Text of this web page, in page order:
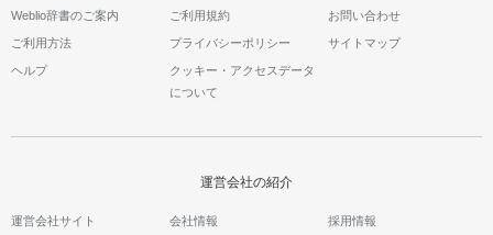
Weblio辞書のご案内 ご利用規約 お問い合わせ
ご利用方法 プライバシーポリシー サイトマップ
ヘルプ
クッキー・アクセスデータ
について
運営会社の紹介
運営会社サイト 会社情報 採用情報